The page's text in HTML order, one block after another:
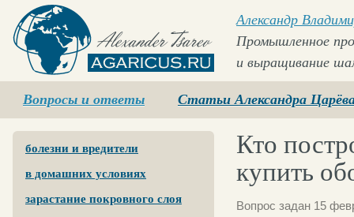
Agaricus.ru
Александр
Промышленное
и выращивание
Вопросы и ответы Статьи Александра
болезни и вредители
в домашних условиях
зарастание покровного слоя
Кто
купить
Вопрос задан 15